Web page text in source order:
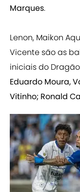
Marques.
Lenon, Maikon
Vicente são as
iniciais do
Eduardo Moura,
Vitinho; Ronald